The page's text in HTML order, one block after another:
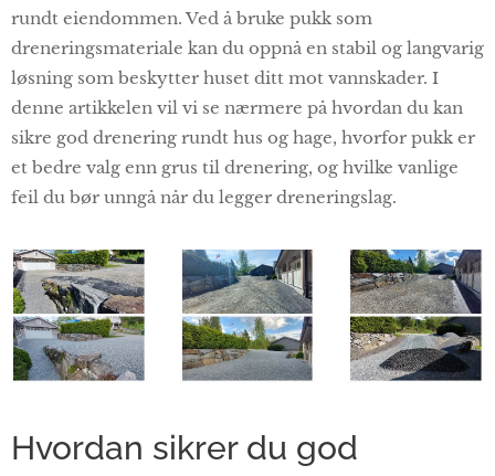
rundt eiendommen. Ved å bruke pukk som
dreneringsmateriale kan du oppnå en stabil og langvarig
løsning som beskytter huset ditt mot vannskader. I
denne artikkelen vil vi se nærmere på hvordan du kan
sikre god drenering rundt hus og hage, hvorfor pukk er
et bedre valg enn grus til drenering, og hvilke vanlige
feil du bør unngå når du legger dreneringslag.
Hvordan sikrer du god